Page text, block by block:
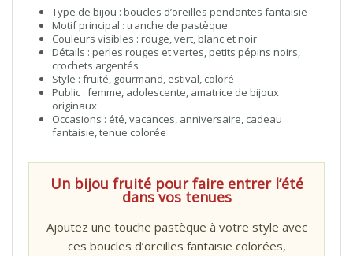
Type de bijou : boucles d’oreilles pendantes fantaisie
Motif principal : tranche de pastèque
Couleurs visibles : rouge, vert, blanc et noir
Détails : perles rouges et vertes, petits pépins noirs,
crochets argentés
Style : fruité, gourmand, estival, coloré
Public : femme, adolescente, amatrice de bijoux
originaux
Occasions : été, vacances, anniversaire, cadeau
fantaisie, tenue colorée
Un bijou fruité pour faire entrer l’été
dans vos tenues
Ajoutez une touche pastèque à votre style avec
ces boucles d’oreilles fantaisie colorées,